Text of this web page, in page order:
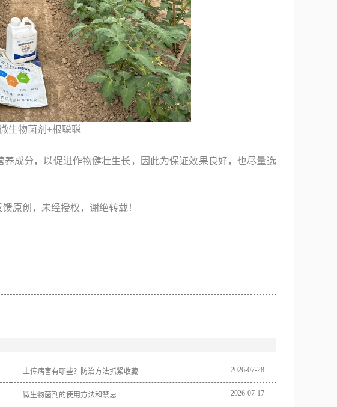
生物菌剂+根聪聪
成分，以促进作物健壮生长，因此为保证效果良好，也尽量选
原创，未经授权，谢绝转载！
土传病害有哪些？防治方法抓紧收藏 2026-07-28
微生物菌剂的使用方法和禁忌 2026-07-17